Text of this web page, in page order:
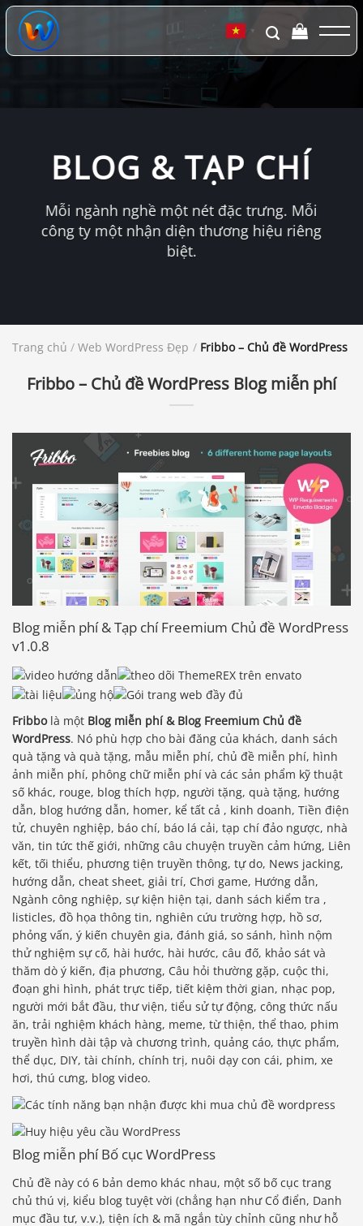
Chuyển
đến
dung
▼
BLOG & TẠP CHÍ
Mỗi ngành nghề một nét đặc trưng. Mỗi
công ty một nhận diện thương hiệu riêng
biệt.
Trang chủ / Web WordPress Đẹp / Fribbo – Chủ đề WordPress
Fribbo – Chủ đề WordPress Blog miễn phí
Blog miễn phí & Tạp chí Freemium Chủ đề WordPress
v1.0.8
Fribbolà một Blog miễn phí & Blog Freemium Chủ đề
WordPress. Nó phù hợp cho bài đăng của khách, danh sách
quà tặng và quà tặng, mẫu miễn phí, chủ đề miễn phí, hình
ảnh miễn phí, phông chữ miễn phí và các sản phẩm kỹ thuật
số khác, rouge, blog thích hợp, người tặng, quà tặng, hướng
dẫn, blog hướng dẫn, homer, kể tất cả , kinh doanh, Tiền điện
tử, chuyên nghiệp, báo chí, báo lá cải, tạp chí đảo ngược, nhà
văn, tin tức thế giới, những câu chuyện truyền cảm hứng, Liên
kết, tối thiểu, phương tiện truyền thông, tự do, News jacking,
hướng dẫn, cheat sheet, giải trí, Chơi game, Hướng dẫn,
Ngành công nghiệp, sự kiện hiện tại, danh sách kiểm tra ,
listicles, đồ họa thông tin, nghiên cứu trường hợp, hồ sơ,
phỏng vấn, ý kiến ​​chuyên gia, đánh giá, so sánh, hình nộm
thử nghiệm sự cố, hài hước, hài hước, câu đố, khảo sát và
thăm dò ý kiến, địa phương, Câu hỏi thường gặp, cuộc thi,
đoạn ghi hình, phát trực tiếp, tiết kiệm thời gian, nhạc pop,
người mới bắt đầu, thư viện, tiểu sử tự động, công thức nấu
ăn, trải nghiệm khách hàng, meme, từ thiện, thể thao, phim
truyền hình dài tập và chương trình, quảng cáo, thực phẩm,
thể dục, DIY, tài chính, chính trị, nuôi dạy con cái, phim, xe
hơi, thú cưng, blog video.
Blog miễn phí Bố cục WordPress
Chủ đề này có 6 bản demo khác nhau, một số bố cục trang
chủ thú vị, kiểu blog tuyệt vời (chẳng hạn như Cổ điển, Danh
mục đầu tư, v.v.), tiện ích & mã ngắn tùy chỉnh cũng như hỗ